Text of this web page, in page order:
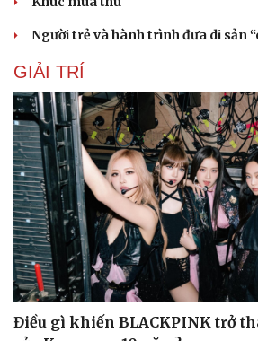
Du lịch
Tư vấn
Săn Tour
check-in
Câu
Đọc
Cửa
Kể
Hạt
Người trẻ và hành trình đưa di sản
GIẢI TRÍ
Điều gì khiến BLACKPINK trở